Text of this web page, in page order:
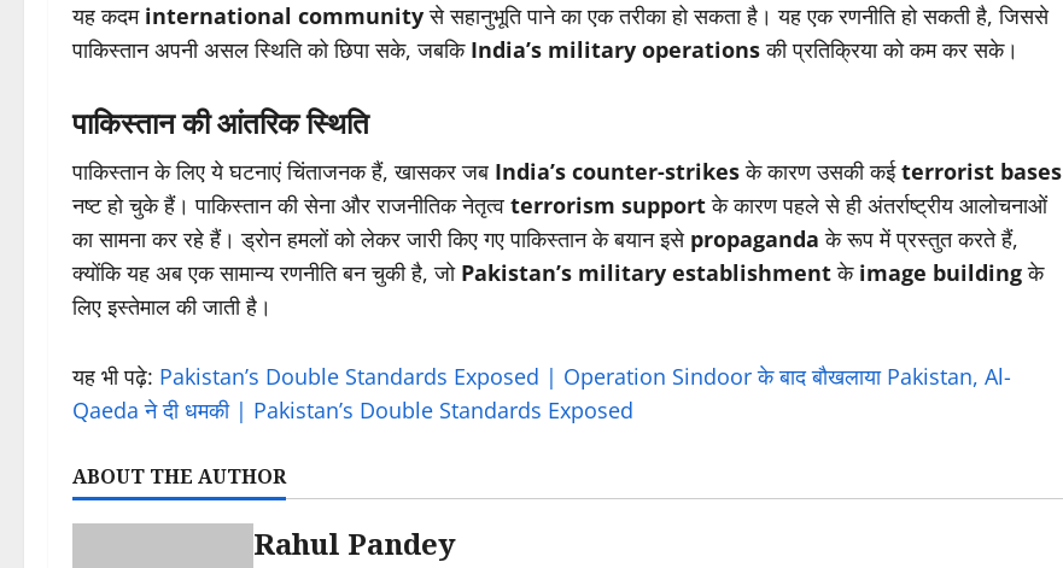
यह कदम international communityसे सहानुभूति पाने का एक तरीका हो सकता है। यह एक रणनीति हो सकती है, जिससे
पाकिस्तान अपनी असल स्थिति को छिपा सके, जबकि India’s military operationsकी प्रतिक्रिया को कम कर सके।
पाकिस्तान की आंतरिक स्थिति
पाकिस्तान के लिए ये घटनाएं चिंताजनक हैं, खासकर जब India’s counter-strikesके कारण उसकी कईterrorist bases
नष्ट हो चुके हैं। पाकिस्तान की सेना और राजनीतिक नेतृत्व terrorism supportके कारण पहले से ही अंतर्राष्ट्रीय आलोचनाओं
का सामना कर रहे हैं। ड्रोन हमलों को लेकर जारी किए गए पाकिस्तान के बयान इसे propaganda के रूप में प्रस्तुत करते हैं,
क्योंकि यह अब एक सामान्य रणनीति बन चुकी है, जो Pakistan’s military establishmentके image buildingके
लिए इस्तेमाल की जाती है।
यह भी पढ़े: Pakistan’s Double Standards Exposed | Operation Sindoor के बाद बौखलाया Pakistan, Al-
Qaeda ने दी धमकी | Pakistan’s Double Standards Exposed
ABOUT THE AUTHOR
Rahul Pandey